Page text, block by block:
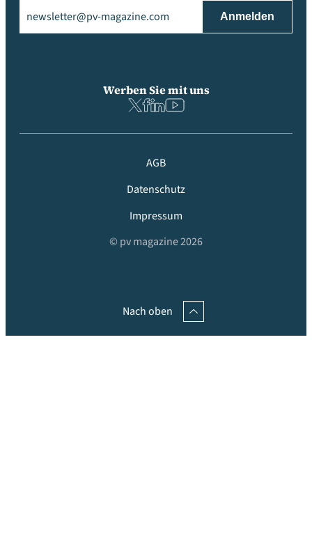
Werben Sie mit uns
AGB
Datenschutz
Impressum
© pv magazine 2026
Nach oben